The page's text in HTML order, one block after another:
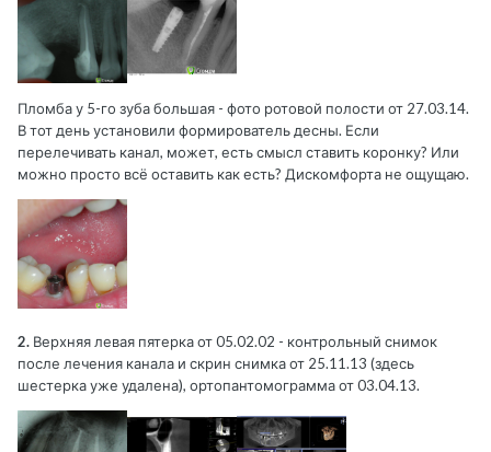
Пломба у 5-го зуба большая - фото ротовой полости от 27.03.14.
В тот день установили формирователь десны. Если
перелечивать канал, может, есть смысл ставить коронку? Или
можно просто всё оставить как есть? Дискомфорта не ощущаю.
2. Верхняя левая пятерка от 05.02.02 - контрольный снимок
после лечения канала и скрин снимка от 25.11.13 (здесь
шестерка уже удалена), ортопантомограмма от 03.04.13.